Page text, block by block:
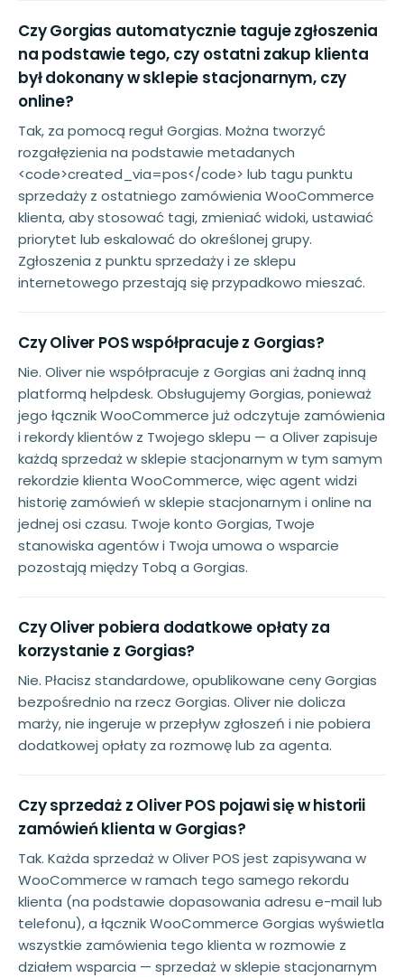
Czy Gorgias automatycznie taguje zgłoszenia
na podstawie tego, czy ostatni zakup klienta
był dokonany w sklepie stacjonarnym, czy
online?
Tak, za pomocą reguł Gorgias. Można tworzyć
rozgałęzienia na podstawie metadanych
<code>created_via=pos</code> lub tagu punktu
sprzedaży z ostatniego zamówienia WooCommerce
klienta, aby stosować tagi, zmieniać widoki, ustawiać
priorytet lub eskalować do określonej grupy.
Zgłoszenia z punktu sprzedaży i ze sklepu
internetowego przestają się przypadkowo mieszać.
Czy Oliver POS współpracuje z Gorgias?
Nie. Oliver nie współpracuje z Gorgias ani żadną inną
platformą helpdesk. Obsługujemy Gorgias, ponieważ
jego łącznik WooCommerce już odczytuje zamówienia
i rekordy klientów z Twojego sklepu — a Oliver zapisuje
każdą sprzedaż w sklepie stacjonarnym w tym samym
rekordzie klienta WooCommerce, więc agent widzi
historię zamówień w sklepie stacjonarnym i online na
jednej osi czasu. Twoje konto Gorgias, Twoje
stanowiska agentów i Twoja umowa o wsparcie
pozostają między Tobą a Gorgias.
Czy Oliver pobiera dodatkowe opłaty za
korzystanie z Gorgias?
Nie. Płacisz standardowe, opublikowane ceny Gorgias
bezpośrednio na rzecz Gorgias. Oliver nie dolicza
marży, nie ingeruje w przepływ zgłoszeń i nie pobiera
dodatkowej opłaty za rozmowę lub za agenta.
Czy sprzedaż z Oliver POS pojawi się w historii
zamówień klienta w Gorgias?
Tak. Każda sprzedaż w Oliver POS jest zapisywana w
WooCommerce w ramach tego samego rekordu
klienta (na podstawie dopasowania adresu e-mail lub
telefonu), a łącznik WooCommerce Gorgias wyświetla
wszystkie zamówienia tego klienta w rozmowie z
działem wsparcia — sprzedaż w sklepie stacjonarnym